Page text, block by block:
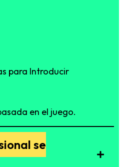
para Introducir
en el juego.
se